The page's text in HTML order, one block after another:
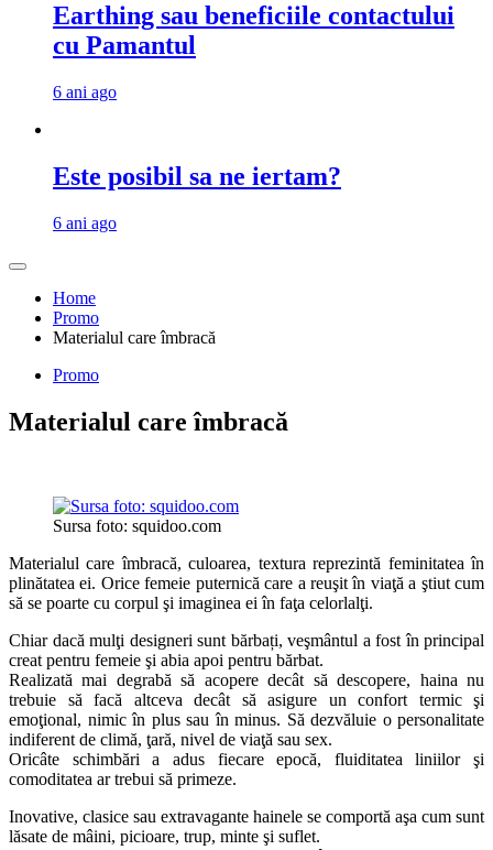
Earthing sau beneficiile contactului
cu Pamantul
6 ani ago
Este posibil sa ne iertam?
6 ani ago
Home
Promo
Materialul care îmbracă
Promo
Materialul care îmbracă
Sursa foto: squidoo.com
Materialul care îmbracă, culoarea, textura reprezintă feminitatea în
plinătatea ei. Orice femeie puternică care a reuşit în viaţă a ştiut cum
să se poarte cu corpul şi imaginea ei în faţa celorlalţi.
Chiar dacă mulţi designeri sunt bărbați, veşmântul a fost în principal
creat pentru femeie şi abia apoi pentru bărbat.
Realizată mai degrabă să acopere decât să descopere, haina nu
trebuie să facă altceva decât să asigure un confort termic şi
emoţional, nimic în plus sau în minus. Să dezvăluie o personalitate
indiferent de climă, ţară, nivel de viaţă sau sex.
Oricâte schimbări a adus fiecare epocă, fluiditatea liniilor şi
comoditatea ar trebui să primeze.
Inovative, clasice sau extravagante hainele se comportă aşa cum sunt
lăsate de mâini, picioare, trup, minte şi suflet.